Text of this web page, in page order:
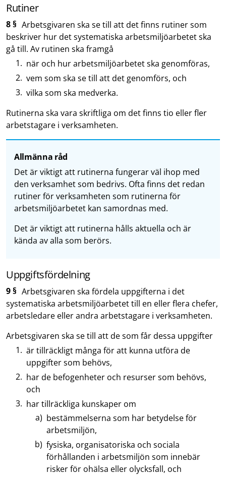
Rutiner
8 § Arbetsgivaren ska se till att det finns rutiner som
beskriver hur det systematiska arbetsmiljöarbetet ska
gå till. Av rutinen ska framgå
när och hur arbetsmiljöarbetet ska genomföras,
vem som ska se till att det genomförs, och
vilka som ska medverka.
Rutinerna ska vara skriftliga om det finns tio eller fler
arbetstagare i verksamheten.
Allmänna råd
Det är viktigt att rutinerna fungerar väl ihop med
den verksamhet som bedrivs. Ofta finns det redan
rutiner för verksamheten som rutinerna för
arbetsmiljöarbetet kan samordnas med.
Det är viktigt att rutinerna hålls aktuella och är
kända av alla som berörs.
Uppgiftsfördelning
9 § Arbetsgivaren ska fördela uppgifterna i det
systematiska arbetsmiljöarbetet till en eller flera chefer,
arbetsledare eller andra arbetstagare i verksamheten.
Arbetsgivaren ska se till att de som får dessa uppgifter
är tillräckligt många för att kunna utföra de
uppgifter som behövs,
har de befogenheter och resurser som behövs,
och
har tillräckliga kunskaper om
bestämmelserna som har betydelse för
arbetsmiljön,
fysiska, organisatoriska och sociala
förhållanden i arbetsmiljön som innebär
risker för ohälsa eller olycksfall, och